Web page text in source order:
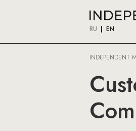
RU EN
INDEPENDENT